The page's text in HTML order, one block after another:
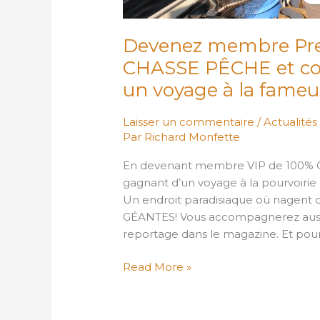
Devenez membre
CHASSE PÊCHE et
un voyage à la
Laisser un commentaire /Actualités
Par Richard Monfette
En devenant membre VIP de 100%
gagnant d’un voyage à la
Un endroit paradisiaque où nagent
GÉANTES! Vous accompagnerez
reportage dans le magazine. Et
pourvoirie
MABEC!
Read More »